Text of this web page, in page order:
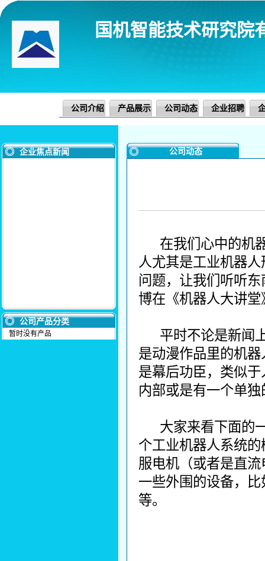
国机智能技术研究院
公司介绍 产品展示 公司动态 企业招聘
企业焦点新闻
公司产品分类
暂时没有产品
公司动态
在我们心中的机器
人尤其是工业机器
问题，让我们听听
博在《机器人大讲
平时不论是新闻
是动漫作品里的机
是幕后功臣，类似
内部或是有一个单
大家来看下面的
个工业机器人系统
服电机（或者是直
一些外围的设备，
等。